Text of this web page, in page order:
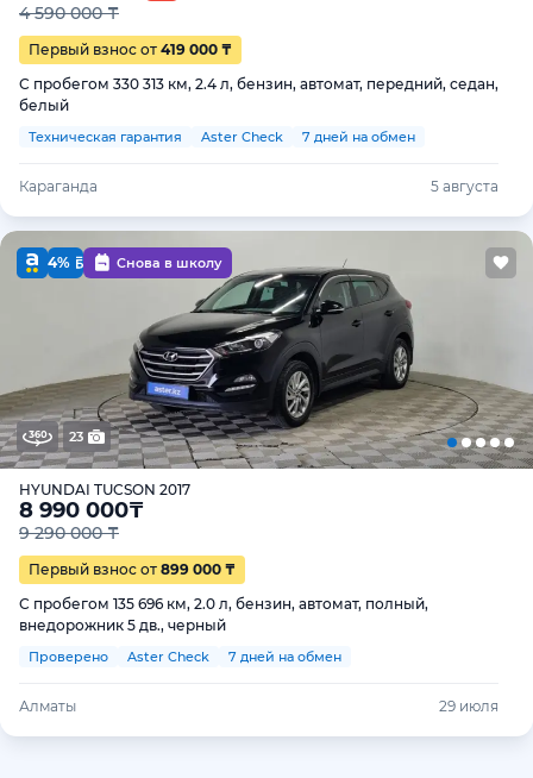
4 590 000 ₸
Первый взнос от 419 000 ₸
С пробегом 330 313 км, 2.4 л, бензин, автомат, передний, седан,
белый
Техническая гарантия Aster Check 7 дней на обмен
Караганда 5 августа
4% Снова в школу
23
HYUNDAI TUCSON 2017
8 990 000₸
9 290 000 ₸
Первый взнос от 899 000 ₸
С пробегом 135 696 км, 2.0 л, бензин, автомат, полный,
внедорожник 5 дв., черный
Проверено Aster Check 7 дней на обмен
Алматы 29 июля